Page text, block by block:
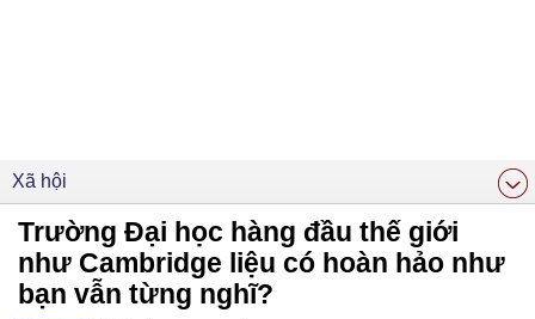
Xã hội
Trường Đại học hàng đầu thế giới
như Cambridge liệu có hoàn hảo như
bạn vẫn từng nghĩ?